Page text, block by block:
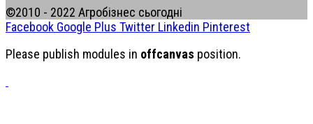
©2010 - 2022 Агробізнес сьогодні
Facebook Google Plus Twitter Linkedin Pinterest
Please publish modules in offcanvas position.